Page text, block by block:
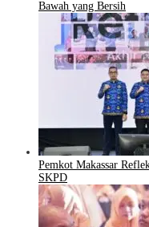
Bawah yang Bersih
Pemkot Makassar
SKPD